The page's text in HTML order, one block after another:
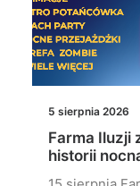
5 sierpnia 2026
Farma Iluzji
historii